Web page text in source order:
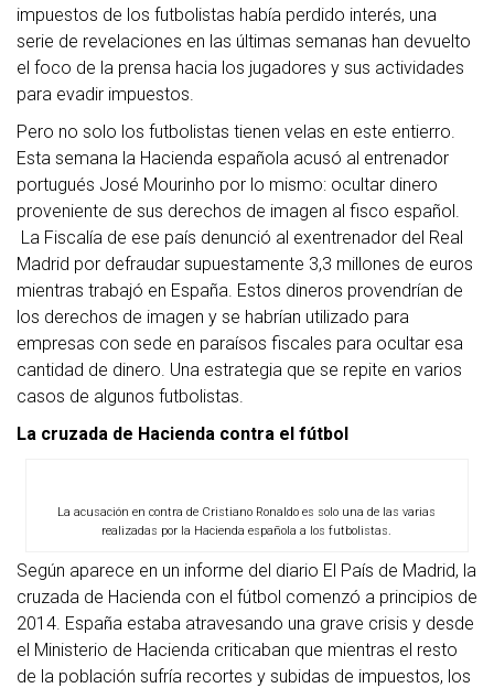
impuestos de los futbolistas había perdido interés, una
serie de revelaciones en las últimas semanas han devuelto
el foco de la prensa hacia los jugadores y sus actividades
para evadir impuestos.
Pero no solo los futbolistas tienen velas en este entierro.
Esta semana la Hacienda española acusó al entrenador
portugués José Mourinho por lo mismo: ocultar dinero
proveniente de sus derechos de imagen al fisco español.
La Fiscalía de ese país denunció al exentrenador del Real
Madrid por defraudar supuestamente 3,3 millones de euros
mientras trabajó en España. Estos dineros provendrían de
los derechos de imagen y se habrían utilizado para
empresas con sede en paraísos fiscales para ocultar esa
cantidad de dinero. Una estrategia que se repite en varios
casos de algunos futbolistas.
La cruzada de Hacienda contra el fútbol
La acusación en contra de Cristiano Ronaldo es solo una de las varias
realizadas por la Hacienda española a los futbolistas.
Según aparece en un informe del diario El País de Madrid, la
cruzada de Hacienda con el fútbol comenzó a principios de
2014. España estaba atravesando una grave crisis y desde
el Ministerio de Hacienda criticaban que mientras el resto
de la población sufría recortes y subidas de impuestos, los